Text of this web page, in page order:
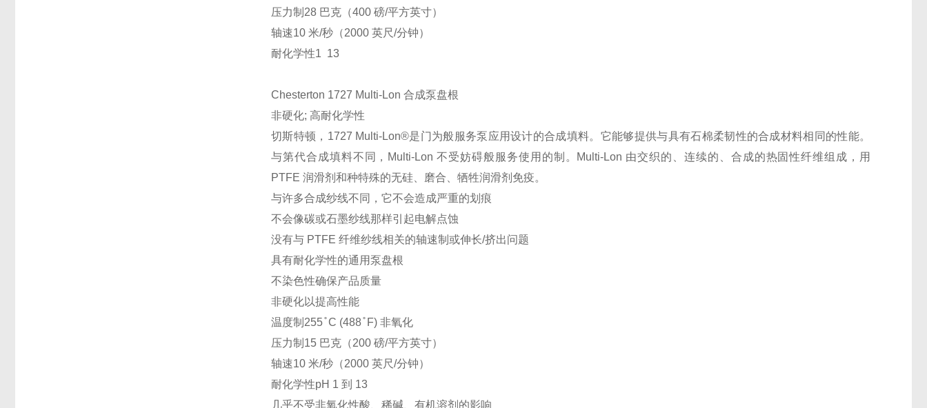
压力制 28 巴克（400 磅/平方英寸）
轴速10 米/秒（2000 英尺/分钟）
耐化学性1 13
Chesterton 1727 Multi-Lon 合成泵盘根
非硬化; 高耐化学性
切斯特顿，1727 Multi-Lon®是门为般服务泵应用设计的合成填料。它能够提供与具有石棉柔韧性的合成材料相同的性能。
与第代合成填料不同，Multi-Lon 不受妨碍般服务使用的制。Multi-Lon 由交织的、连续的、合成的热固性纤维组成，用
PTFE 润滑剂和种特殊的无硅、磨合、牺牲润滑剂免疫。
与许多合成纱线不同，它不会造成严重的划痕
不会像碳或石墨纱线那样引起电解点蚀
没有与 PTFE 纤维纱线相关的轴速制或伸长/挤出问题
具有耐化学性的通用泵盘根
不染色性确保产品质量
非硬化以提高性能
温度制 255 ̊ C (488 ̊ F) 非氧化
压力制 15 巴克（200 磅/平方英寸）
轴速10 米/秒（2000 英尺/分钟）
耐化学性pH 1 到 13
几乎不受非氧化性酸、稀碱、有机溶剂的影响